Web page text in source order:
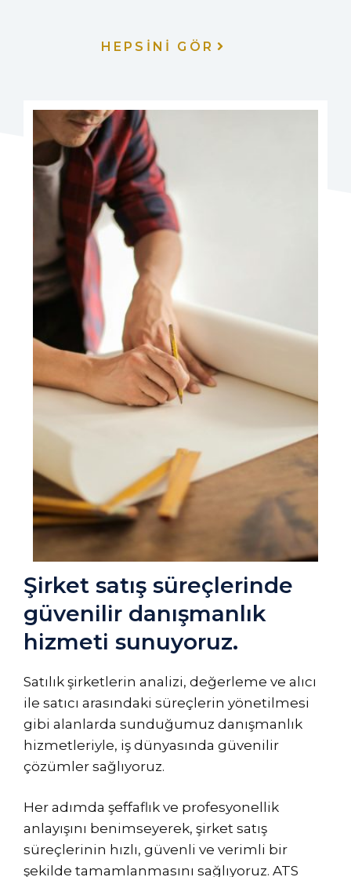
HEPSİNİ GÖR
Şirket satış süreçlerinde
güvenilir danışmanlık
hizmeti sunuyoruz.
Satılık şirketlerin analizi, değerleme ve alıcı
ile satıcı arasındaki süreçlerin yönetilmesi
gibi alanlarda sunduğumuz danışmanlık
hizmetleriyle, iş dünyasında güvenilir
çözümler sağlıyoruz.
Her adımda şeffaflık ve profesyonellik
anlayışını benimseyerek, şirket satış
süreçlerinin hızlı, güvenli ve verimli bir
şekilde tamamlanmasını sağlıyoruz. ATS